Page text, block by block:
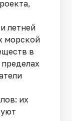
летней
морской
в
их